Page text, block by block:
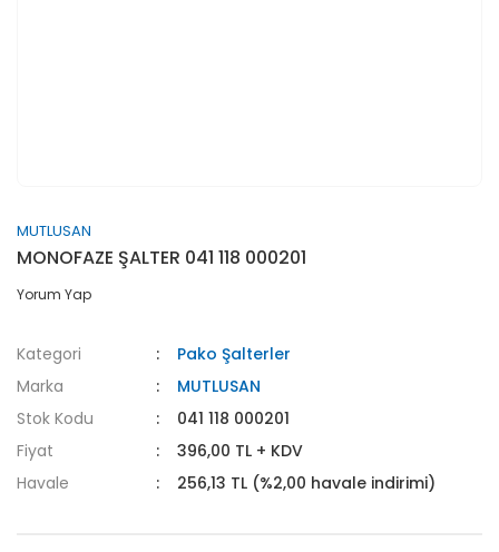
MUTLUSAN
MONOFAZE ŞALTER 041 118 000201
Yorum Yap
Kategori
Pako Şalterler
Marka
MUTLUSAN
Stok Kodu
041 118 000201
Fiyat
396,00 TL + KDV
Havale
256,13 TL (%2,00 havale indirimi)